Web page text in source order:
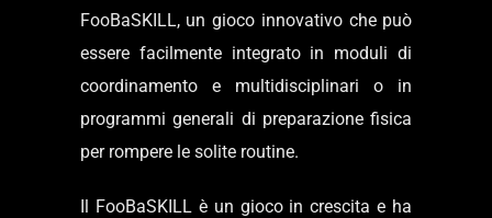
FooBaSKILL, un gioco innovativo che può
essere facilmente integrato in moduli di
coordinamento e multidisciplinari o in
programmi generali di preparazione fisica
per rompere le solite routine.
Il FooBaSKILL è un gioco in crescita e ha